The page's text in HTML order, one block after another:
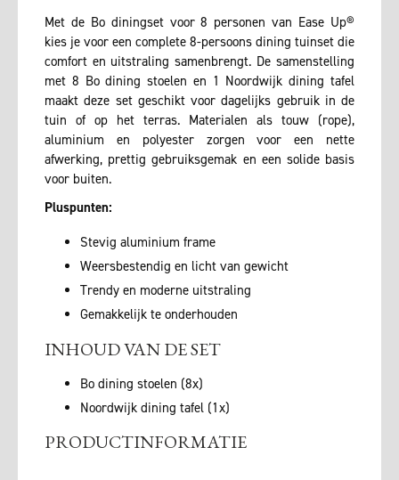
Met de Bo diningset voor 8 personen van Ease Up®
kies je voor een complete 8-persoons dining tuinset die
comfort en uitstraling samenbrengt. De samenstelling
met 8 Bo dining stoelen en 1 Noordwijk dining tafel
maakt deze set geschikt voor dagelijks gebruik in de
tuin of op het terras. Materialen als touw (rope),
aluminium en polyester zorgen voor een nette
afwerking, prettig gebruiksgemak en een solide basis
voor buiten.
Pluspunten:
Stevig aluminium frame
Weersbestendig en licht van gewicht
Trendy en moderne uitstraling
Gemakkelijk te onderhouden
INHOUD VAN DE SET
Bo dining stoelen (8x)
Noordwijk dining tafel (1x)
PRODUCTINFORMATIE